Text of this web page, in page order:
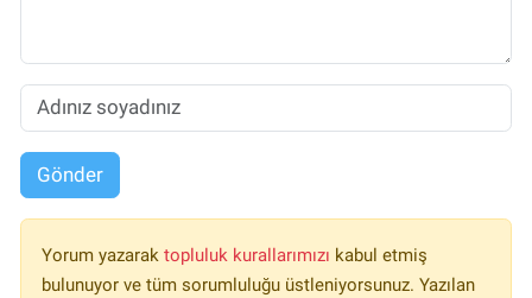
Gönder
Yorum yazarak topluluk kurallarımızı kabul etmiş
bulunuyor ve tüm sorumluluğu üstleniyorsunuz. Yazılan